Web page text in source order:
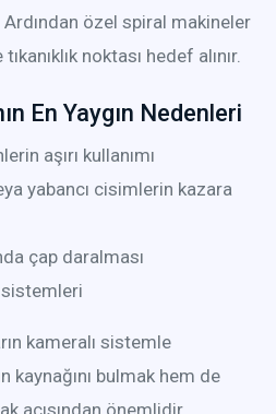
Ardından özel spiral makineler
noktası hedef alınır.
En Yaygın Nedenleri
aşırı kullanımı
yabancı cisimlerin kazara
çap daralması
sistemleri
kameralı sistemle
kaynağını bulmak hem de
açısından önemlidir.